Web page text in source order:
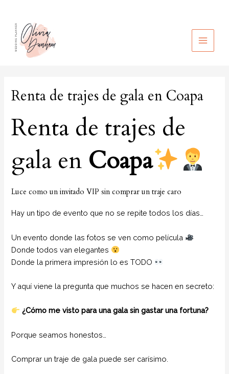
contenido
MAIN
Renta de trajes de gala en Coapa
Renta de trajes de
gala en Coapa
Luce como un invitado VIP sin comprar un traje caro
Hay un tipo de evento que no se repite todos los días…
Un evento donde las fotos se ven como película
Donde todos van elegantes
Donde la primera impresión lo es TODO
Y aquí viene la pregunta que muchos se hacen en secreto:
¿Cómo me visto para una gala sin gastar una fortuna?
Porque seamos honestos…
Comprar un traje de gala puede ser carísimo.